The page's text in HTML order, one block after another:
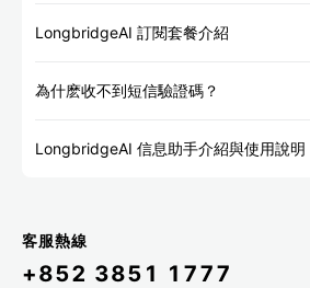
LongbridgeAI 訂閱套餐介紹
為什麽收不到短信驗證碼？
LongbridgeAI 信息助手介紹與使用說明
客服熱線
+852 3851 1777